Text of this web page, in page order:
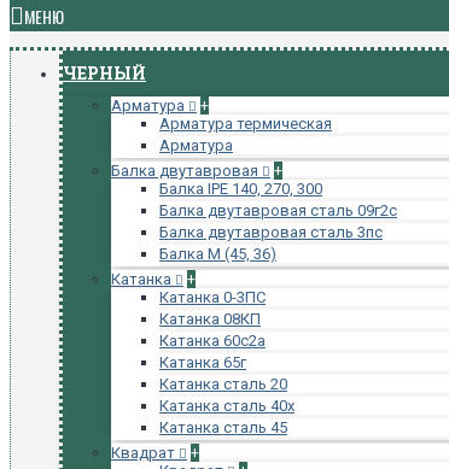
МЕНЮ
ЧЕРНЫЙ
Арматура
+
Арматура термическая
Арматура
Балка двутавровая
+
Балка IPE 140, 270, 300
Балка двутавровая сталь 09г2с
Балка двутавровая сталь 3пс
Балка М (45, 36)
Катанка
+
Катанка 0-3ПС
Катанка 08КП
Катанка 60с2а
Катанка 65г
Катанка сталь 20
Катанка сталь 40х
Катанка сталь 45
Квадрат
+